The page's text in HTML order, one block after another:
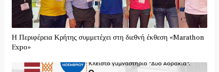
Η Περιφέρεια Κρήτης συμμετέχει στη διεθνή έκθεση «Marathon
Expo»